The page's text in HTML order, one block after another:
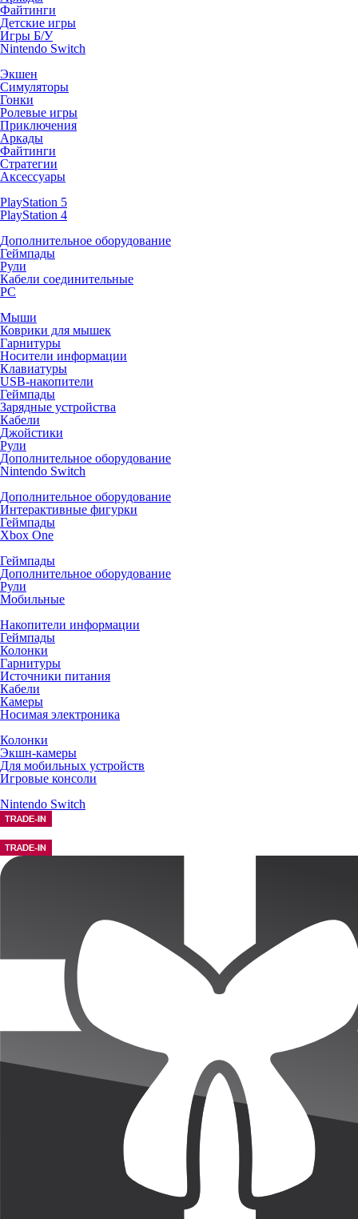
Файтинги
Детские игры
Игры Б/У
Nintendo Switch
Экшен
Симуляторы
Гонки
Ролевые игры
Приключения
Аркады
Файтинги
Стратегии
Аксессуары
PlayStation 5
PlayStation 4
Дополнительное оборудование
Геймпады
Рули
Кабели соединительные
PC
Мыши
Коврики для мышек
Гарнитуры
Носители информации
Клавиатуры
USB-накопители
Геймпады
Зарядные устройства
Кабели
Джойстики
Рули
Дополнительное оборудование
Nintendo Switch
Дополнительное оборудование
Интерактивные фигурки
Геймпады
Xbox One
Геймпады
Дополнительное оборудование
Рули
Мобильные
Накопители информации
Геймпады
Колонки
Гарнитуры
Источники питания
Кабели
Камеры
Носимая электроника
Колонки
Экшн-камеры
Для мобильных устройств
Игровые консоли
Nintendo Switch